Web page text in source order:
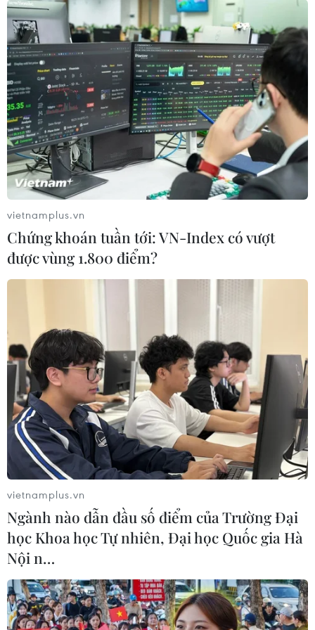
vietnamplus.vn
Chứng khoán tuần tới: VN-Index có vượt
được vùng 1.800 điểm?
vietnamplus.vn
Ngành nào dẫn đầu số điểm của Trường Đại
học Khoa học Tự nhiên, Đại học Quốc gia Hà
Nội n…